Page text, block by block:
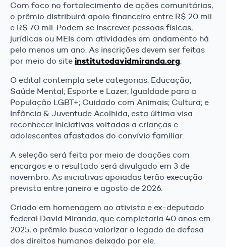
Com foco no fortalecimento de ações comunitárias,
o prêmio distribuirá apoio financeiro entre R$ 20 mil
e R$ 70 mil. Podem se inscrever pessoas físicas,
jurídicas ou MEIs com atividades em andamento há
pelo menos um ano. As inscrições devem ser feitas
por meio do site institutodavidmiranda.org.
O edital contempla sete categorias: Educação;
Saúde Mental; Esporte e Lazer; Igualdade para a
População LGBT+; Cuidado com Animais; Cultura; e
Infância & Juventude Acolhida, esta última visa
reconhecer iniciativas voltadas a crianças e
adolescentes afastados do convívio familiar.
A seleção será feita por meio de doações com
encargos e o resultado será divulgado em 3 de
novembro. As iniciativas apoiadas terão execução
prevista entre janeiro e agosto de 2026.
Criado em homenagem ao ativista e ex-deputado
federal David Miranda, que completaria 40 anos em
2025, o prêmio busca valorizar o legado de defesa
dos direitos humanos deixado por ele.